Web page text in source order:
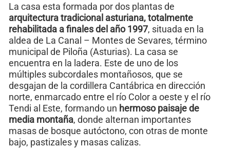
La casa esta formada por dos plantas de
arquitectura tradicional asturiana, totalmente
rehabilitada a finales del año 1997, situada en la
aldea de La Canal – Montes de Sevares, término
municipal de Piloña (Asturias). La casa se
encuentra en la ladera. Este de uno de los
múltiples subcordales montañosos, que se
desgajan de la cordillera Cantábrica en dirección
norte, enmarcado entre el río Color a oeste y el río
Tendi al Este, formando un hermoso paisaje de
media montaña, donde alternan importantes
masas de bosque autóctono, con otras de monte
bajo, pastizales y masas calizas.